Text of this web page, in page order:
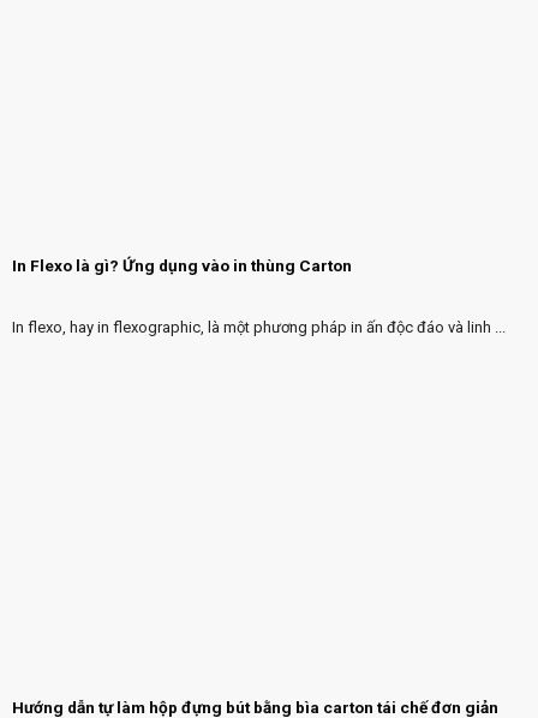
In Flexo là gì? Ứng dụng vào in thùng Carton
In flexo, hay in flexographic, là một phương pháp in ấn độc đáo và linh ...
Hướng dẫn tự làm hộp đựng bút bằng bìa carton tái chế đơn giản